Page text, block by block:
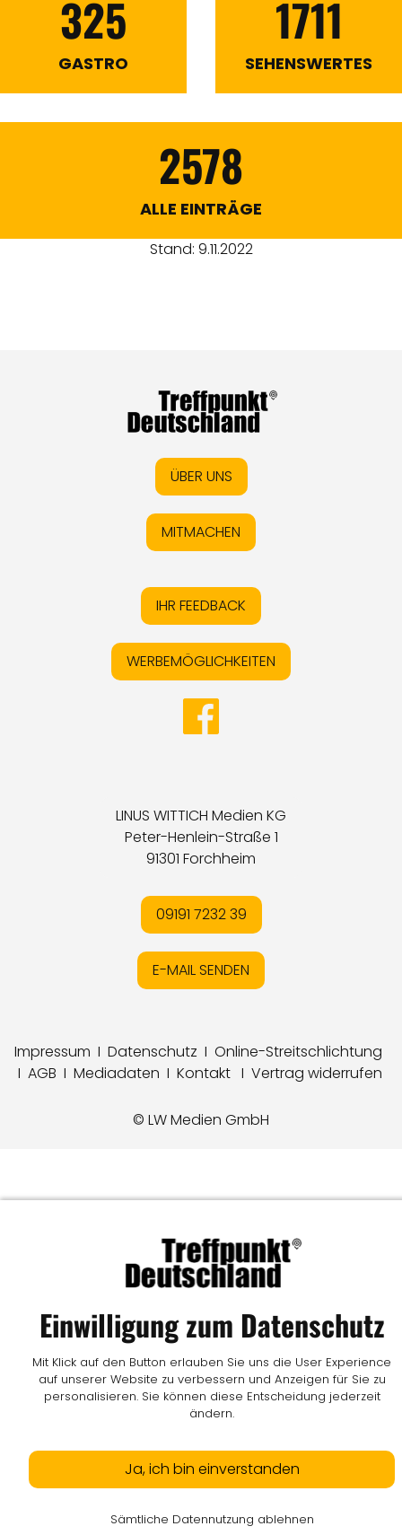
325
GASTRO
1711
SEHENSWERTES
2578
ALLE EINTRÄGE
Stand: 9.11.2022
ÜBER UNS
MITMACHEN
IHR FEEDBACK
WERBEMÖGLICHKEITEN
LINUS WITTICH Medien KG
Peter-Henlein-Straße 1
91301 Forchheim
09191 7232 39
E-MAIL SENDEN
Impressum I Datenschutz I Online-Streitschlichtung
I AGB I Mediadaten I Kontakt I Vertrag widerrufen
© LW Medien GmbH
Einwilligung zum Datenschutz
Mit Klick auf den Button erlauben Sie uns die User Experience
auf unserer Website zu verbessern und Anzeigen für Sie zu
personalisieren. Sie können diese Entscheidung jederzeit
ändern.
Ja, ich bin einverstanden
Sämtliche Datennutzung ablehnen